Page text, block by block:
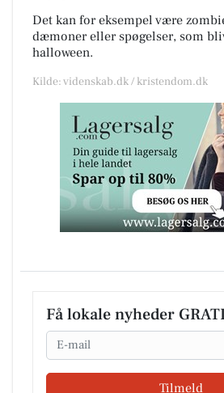
Det kan for eksempel være
dæmoner eller spøgelser, som
halloween.
Kilde: videnskab.dk / kristendom.dk
Få lokale nyheder
Email
Tilmeld